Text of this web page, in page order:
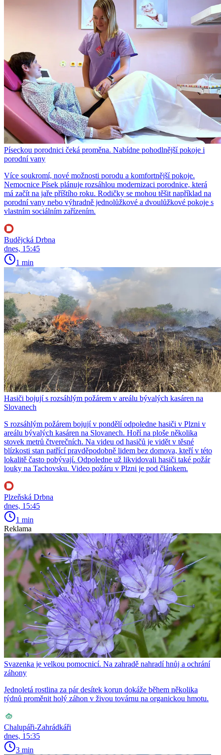
Píseckou porodnici čeká proměna. Nabídne pohodlnější pokoje i
porodní vany
Více soukromí, nové možnosti porodu a komfortnější pokoje.
Nemocnice Písek plánuje rozsáhlou modernizaci porodnice, která
má začít na jaře příštího roku. Rodičky se mohou těšit například na
porodní vany nebo výhradně jednolůžkové a dvoulůžkové pokoje s
vlastním sociálním zařízením.
Budějcká Drbna
dnes, 15:45
1 min
Hasiči bojují s rozsáhlým požárem v areálu bývalých kasáren na
Slovanech
S rozsáhlým požárem bojují v pondělí odpoledne hasiči v Plzni v
areálu bývalých kasáren na Slovanech. Hoří na ploše několika
stovek metrů čtverečních. Na videu od hasičů je vidět v těsné
blízkosti stan patřící pravděpodobně lidem bez domova, kteří v této
lokalitě často pobývají. Odpoledne už likvidovali hasiči také požár
louky na Tachovsku. Video požáru v Plzni je pod článkem.
Plzeňská Drbna
dnes, 15:45
1 min
Reklama
Svazenka je velkou pomocnicí. Na zahradě nahradí hnůj a ochrání
záhony
Jednoletá rostlina za pár desítek korun dokáže během několika
týdnů proměnit holý záhon v živou továrnu na organickou hmotu.
Chalupáři-Zahrádkáři
dnes, 15:35
3 min